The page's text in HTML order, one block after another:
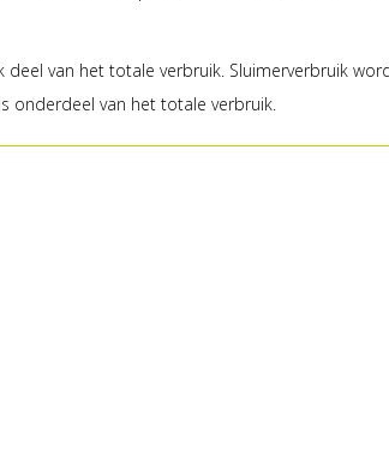
van het totale verbruik. Sluimerverbruik
onderdeel van het totale verbruik.